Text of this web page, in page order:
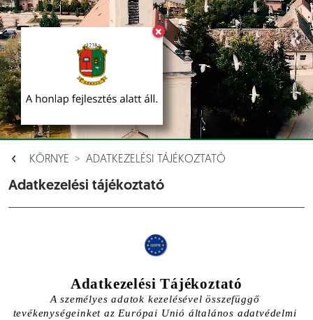
×
KÖRNYE ADATKEZELÉSI TÁJÉKOZTATÓ
Adatkezelési tájékoztató
Adatkezelési Tájékoztató
A személyes adatok kezelésével összefüggő
tevékenységeinket az Európai Unió általános adatvédelmi
Események []
Dokumentumok []
Aloldalak [ ]